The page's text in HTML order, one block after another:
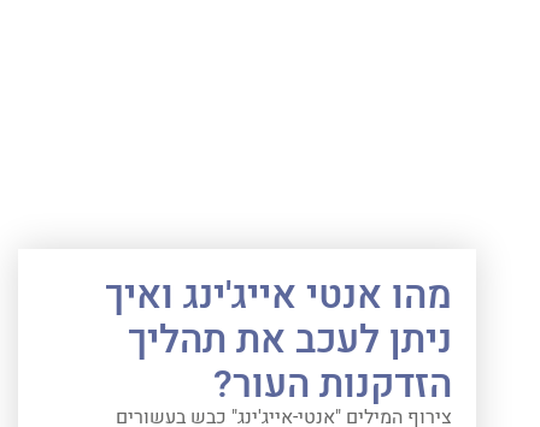
מהו אנטי אייג'ינג ואיך
ניתן לעכב את תהליך
הזדקנות העור?
צירוף המילים "אנטי-אייג'ינג" כבש בעשורים